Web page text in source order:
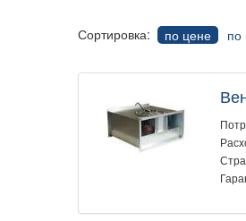
Сортировка: по цене по